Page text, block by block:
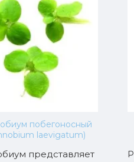
побегоносный
laevigatum)
представляет